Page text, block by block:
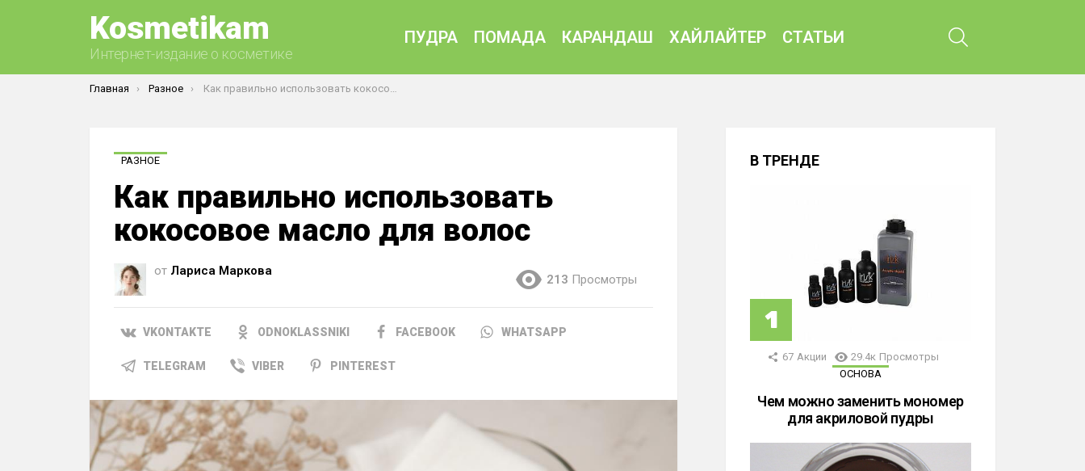
Kosmetikam
Интернет-издание о косметике
ПУДРА ПОМАДА КАРАНДАШ ХАЙЛАЙТЕР СТАТЬИ
Вы здесь:
Главная Разное Как правильно использовать кокосовое масло для волос
РАЗНОЕ
Как правильно использовать
кокосовое масло для волос
от Лариса Маркова
213 Просмотры
VKONTAKTE ODNOKLASSNIKI FACEBOOK WHATSAPP
TELEGRAM VIBER PINTEREST
В ТРЕНДЕ
67 Акции 29.4к Просмотры
ОСНОВА
Чем можно заменить мономер
для акриловой пудры